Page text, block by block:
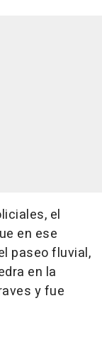
el
en ese
paseo fluvial,
en la
y fue